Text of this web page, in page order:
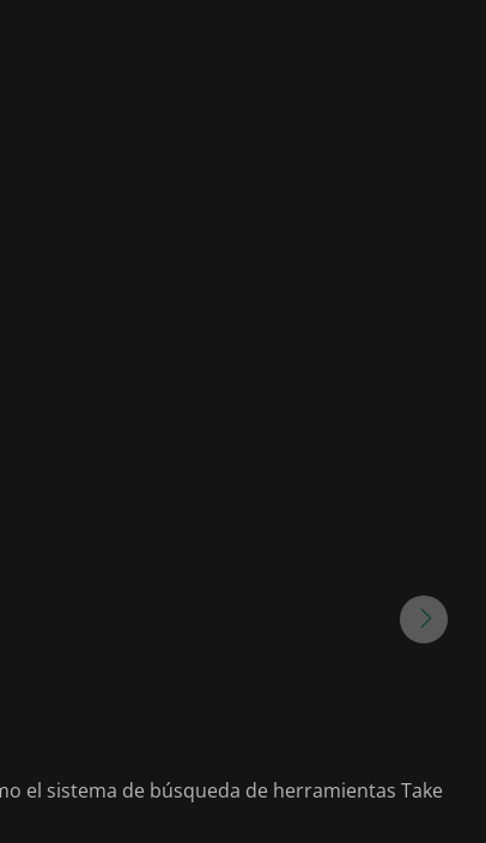
el sistema de búsqueda de herramientas Take